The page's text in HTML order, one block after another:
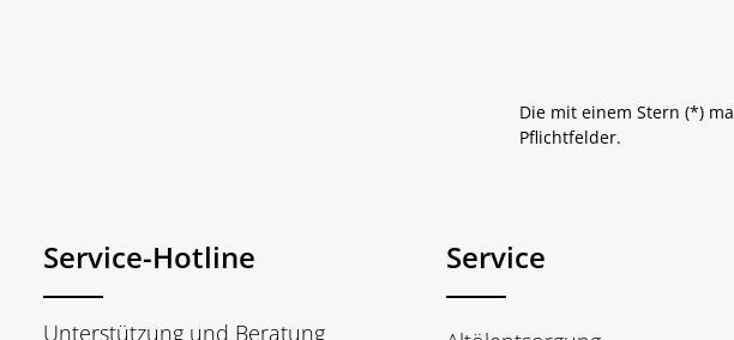
Die mit einem Stern (*)
Pflichtfelder.
Service-Hotline
Unterstützung und Beratung
Service